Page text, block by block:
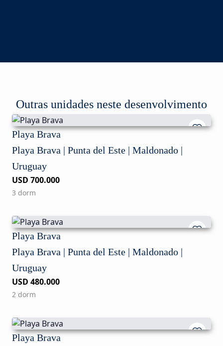
Outras unidades neste desenvolvimento
Playa Brava
Playa Brava | Punta del Este | Maldonado |
Uruguay
USD 700.000
3 dorm
Playa Brava
Playa Brava | Punta del Este | Maldonado |
Uruguay
USD 480.000
2 dorm
Playa Brava